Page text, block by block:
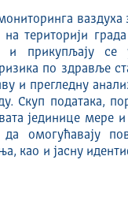
територији
и прикупљају
по здравље
и прегледну
Скуп података,
јединице мере и
омогућавају
као и јасну